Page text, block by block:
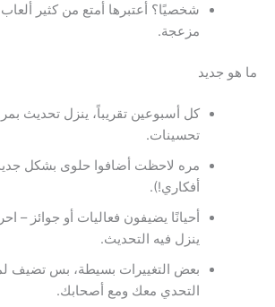
شخصيًا؟ أعتبرها أمتع من كثير ألعاب
مزعجة.
ما هو جديد
كل أسبوعين تقريباً، ينزل تحديث
تحسينات.
مره لاحظت أضافوا حلوى بشكل
أفكاري!).
أحيانًا يضيفون فعاليات أو جوائز –
ينزل فيه التحديث.
بعض التغييرات بسيطة، بس
التحدي معك ومع أصحابك.